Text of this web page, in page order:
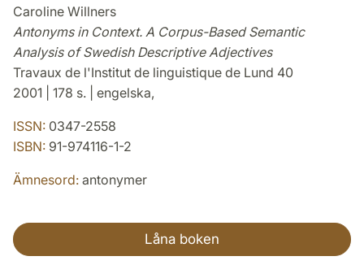
Caroline Willners
Antonyms in Context. A Corpus-Based Semantic
Analysis of Swedish Descriptive Adjectives
Travaux de l'Institut de linguistique de Lund 40
2001 | 178 s. | engelska,
ISSN: 0347-2558
ISBN: 91-974116-1-2
Ämnesord: antonymer
Låna boken